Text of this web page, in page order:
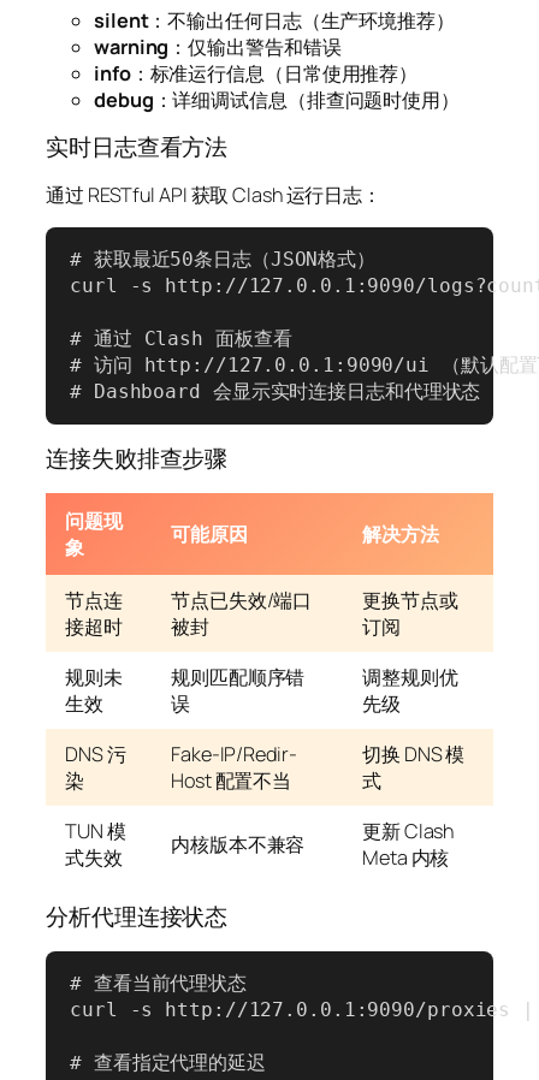
silent：不输出任何日志（生产环境推荐）
warning ：仅输出警告和错误
info：标准运行信息（日常使用推荐）
debug ：详细调试信息（排查问题时使用）
实时日志查看方法
通过 RESTful API 获取 Clash 运行日志：
# 获取最近50条日志（JSON格式）
curl -s http://127.0.0.1:9090/
# 通过 Clash 面板查看
# 访问 http://127.0.0.1:9090/ui （默认配置
# Dashboard 会显示实时连接日志和代理状态
连接失败排查步骤
问题现
象
可能原因 解决方法
节点连
接超时
节点已失效/端口
被封
更换节点或
订阅
规则未
生效
规则匹配顺序错
误
调整规则优
先级
DNS 污
染
Fake-IP/Redir-
Host 配置不当
切换 DNS 模
式
TUN 模
式失效
内核版本不兼容
更新 Clash
Meta 内核
分析代理连接状态
# 查看当前代理状态
curl -s http://127.0.0.1:9090/proxies |
# 查看指定代理的延迟